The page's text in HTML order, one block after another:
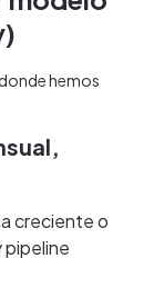
hemos
creciente o
pipeline